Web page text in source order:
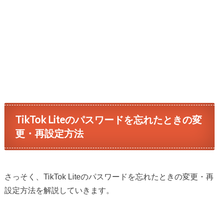
TikTok Liteのパスワードを忘れたときの変
更・再設定方法
さっそく、TikTok Liteのパスワードを忘れたときの変更・再
設定方法を解説していきます。